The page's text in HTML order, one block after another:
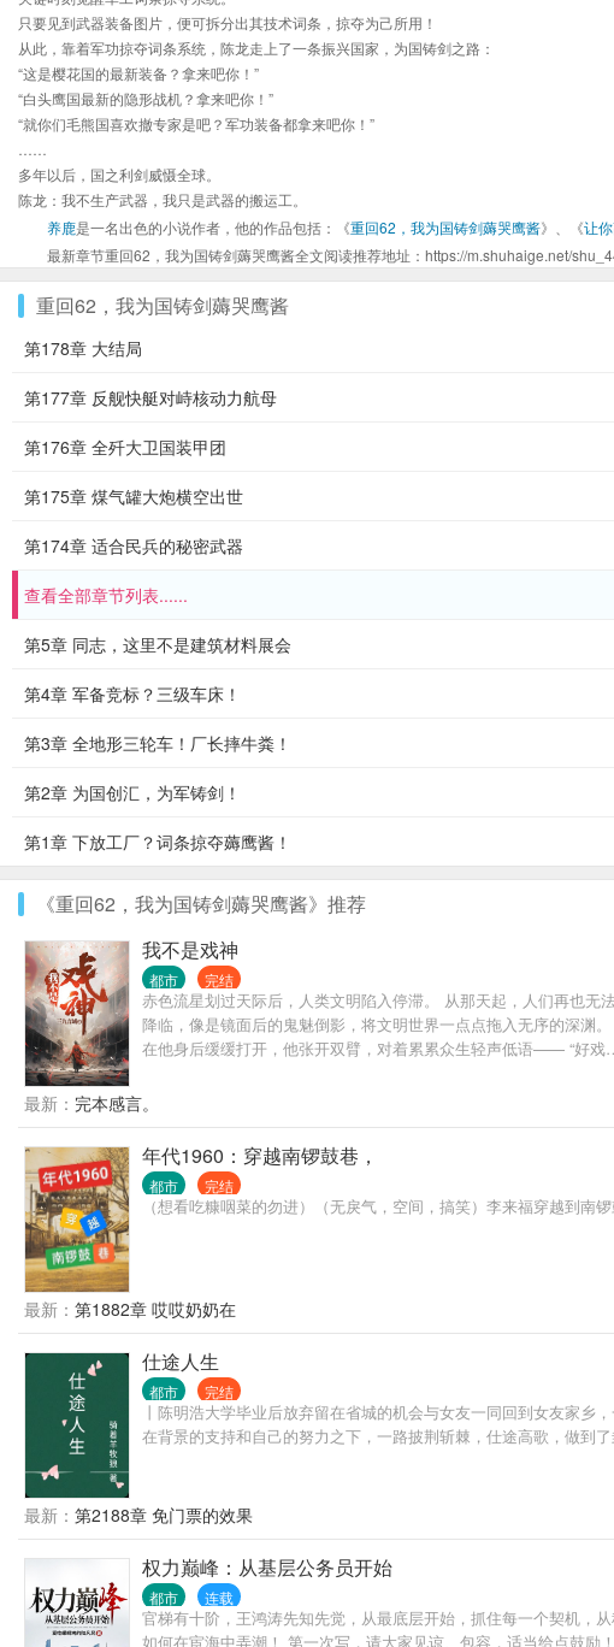
只要见到武器装备图片，便可拆分出其技术词条，掠夺为己所用！
从此，靠着军功掠夺词条系统，陈龙走上了一条振兴国家，为国铸剑之路：
“这是樱花国的最新装备？拿来吧你！”
“白头鹰国最新的隐形战机？拿来吧你！”
“就你们毛熊国喜欢撤专家是吧？军功装备都拿来吧你！”
多年以后，国之利剑威慑全球。
陈龙：我不生产武器，我只是武器的搬运工。
养鹿是一名出色的小说作者，他的作品包括：《重回62，我为国铸剑薅哭鹰酱》、《让
最新章节重回62，我为国铸剑薅哭鹰酱全文阅读推荐地址：https://m.shuhaige.net/
重回62，我为国铸剑薅哭鹰酱
第178章 大结局
第177章 反舰快艇对峙核动力航母
第176章 全歼大卫国装甲团
第175章 煤气罐大炮横空出世
第174章 适合民兵的秘密武器
查看全部章节列表......
第5章 同志，这里不是建筑材料展会
第4章 军备竞标？三级车床！
第3章 全地形三轮车！厂长摔牛粪！
第2章 为国创汇，为军铸剑！
第1章 下放工厂？词条掠夺薅鹰酱！
《重回62，我为国铸剑薅哭鹰酱》推荐
我不是戏神
都市 完结
赤色流星划过天际后，人类文明陷入停滞。 从那天起，人们再也
降临，像是镜面后的鬼魅倒影，将文明世界一点点拖入无序的深渊
在他身后缓缓打开，他张开双臂，对着累累众生轻声低语—— “好
最新： 完本感言。
年代1960：穿越南锣鼓巷，
都市 完结
（想看吃糠咽菜的勿进）（无戾气，空间，搞笑）李来福穿越到
最新： 第1882章 哎哎奶奶在
仕途人生
都市 完结
丨陈明浩大学毕业后放弃留在省城的机会与女友一同回到女友家乡
在背景的支持和自己的努力之下，一路披荆斩棘，仕途高歌，做到
最新： 第2188章 免门票的效果
权力巅峰：从基层公务员开始
都市 连载
官梯有十阶，王鸿涛先知先觉，从最底层开始，抓住每一个契机，
如何在宦海中弄潮！ 第一次写，请大家见谅、包容，适当给点鼓励！